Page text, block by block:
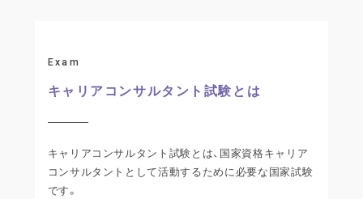
Exam
キャリアコンサルタント試験とは
キャリアコンサルタント試験とは、国家資格キャリア
コンサルタントとして活動するために必要な国家試験
です。